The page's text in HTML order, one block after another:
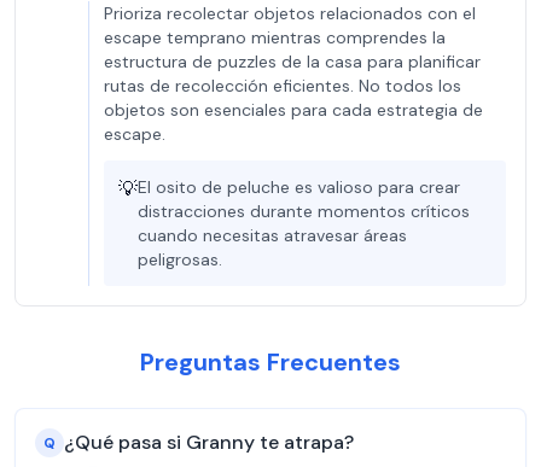
Prioriza recolectar objetos relacionados con el
escape temprano mientras comprendes la
estructura de puzzles de la casa para planificar
rutas de recolección eficientes. No todos los
objetos son esenciales para cada estrategia de
escape.
💡El osito de peluche es valioso para crear
distracciones durante momentos críticos
cuando necesitas atravesar áreas
peligrosas.
Preguntas Frecuentes
Q ¿Qué pasa si Granny te atrapa?